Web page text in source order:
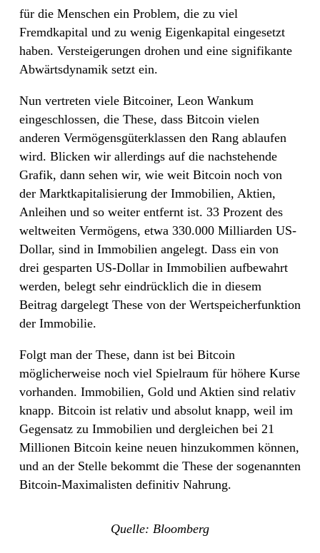
für die Menschen ein Problem, die zu viel
Fremdkapital und zu wenig Eigenkapital eingesetzt
haben. Versteigerungen drohen und eine signifikante
Abwärtsdynamik setzt ein.
Nun vertreten viele Bitcoiner, Leon Wankum
eingeschlossen, die These, dass Bitcoin vielen
anderen Vermögensgüterklassen den Rang ablaufen
wird. Blicken wir allerdings auf die nachstehende
Grafik, dann sehen wir, wie weit Bitcoin noch von
der Marktkapitalisierung der Immobilien, Aktien,
Anleihen und so weiter entfernt ist. 33 Prozent des
weltweiten Vermögens, etwa 330.000 Milliarden US-
Dollar, sind in Immobilien angelegt. Dass ein von
drei gesparten US-Dollar in Immobilien aufbewahrt
werden, belegt sehr eindrücklich die in diesem
Beitrag dargelegt These von der Wertspeicherfunktion
der Immobilie.
Folgt man der These, dann ist bei Bitcoin
möglicherweise noch viel Spielraum für höhere Kurse
vorhanden. Immobilien, Gold und Aktien sind relativ
knapp. Bitcoin ist relativ und absolut knapp, weil im
Gegensatz zu Immobilien und dergleichen bei 21
Millionen Bitcoin keine neuen hinzukommen können,
und an der Stelle bekommt die These der sogenannten
Bitcoin-Maximalisten definitiv Nahrung.
Quelle: Bloomberg